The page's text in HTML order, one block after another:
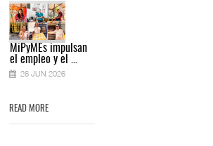
MiPyMEs impulsan
el empleo y el ...
26 JUN 2026
READ MORE